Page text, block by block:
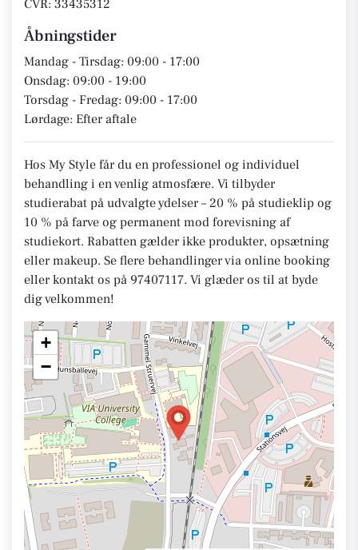
CVR: 33435312
Åbningstider
Mandag - Tirsdag: 09:00 - 17:00
Onsdag: 09:00 - 19:00
Torsdag - Fredag: 09:00 - 17:00
Lørdage: Efter aftale
Hos My Style får du en professionel og individuel
behandling i en venlig atmosfære. Vi tilbyder
studierabat på udvalgte ydelser – 20 % på studieklip og
10 % på farve og permanent mod forevisning af
studiekort. Rabatten gælder ikke produkter, opsætning
eller makeup. Se flere behandlinger via online booking
eller kontakt os på 97407117. Vi glæder os til at byde
dig velkommen!
+
−